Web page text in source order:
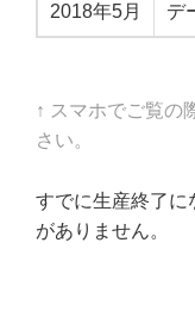
2018年5月 デ
↑ スマホでご覧の
さい。
すでに生産終了に
がありません。